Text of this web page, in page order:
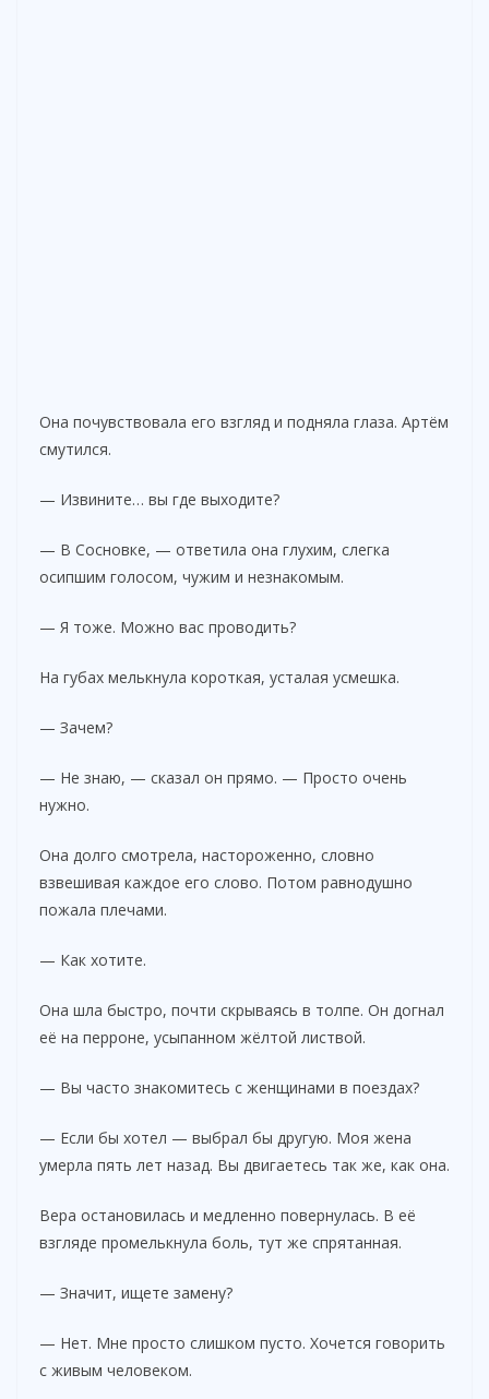
Она почувствовала его взгляд и подняла глаза. Артём
смутился.
— Извините… вы где выходите?
— В Сосновке, — ответила она глухим, слегка
осипшим голосом, чужим и незнакомым.
— Я тоже. Можно вас проводить?
На губах мелькнула короткая, усталая усмешка.
— Зачем?
— Не знаю, — сказал он прямо. — Просто очень
нужно.
Она долго смотрела, настороженно, словно
взвешивая каждое его слово. Потом равнодушно
пожала плечами.
— Как хотите.
Она шла быстро, почти скрываясь в толпе. Он догнал
её на перроне, усыпанном жёлтой листвой.
— Вы часто знакомитесь с женщинами в поездах?
— Если бы хотел — выбрал бы другую. Моя жена
умерла пять лет назад. Вы двигаетесь так же, как она.
Вера остановилась и медленно повернулась. В её
взгляде промелькнула боль, тут же спрятанная.
— Значит, ищете замену?
— Нет. Мне просто слишком пусто. Хочется говорить
с живым человеком.